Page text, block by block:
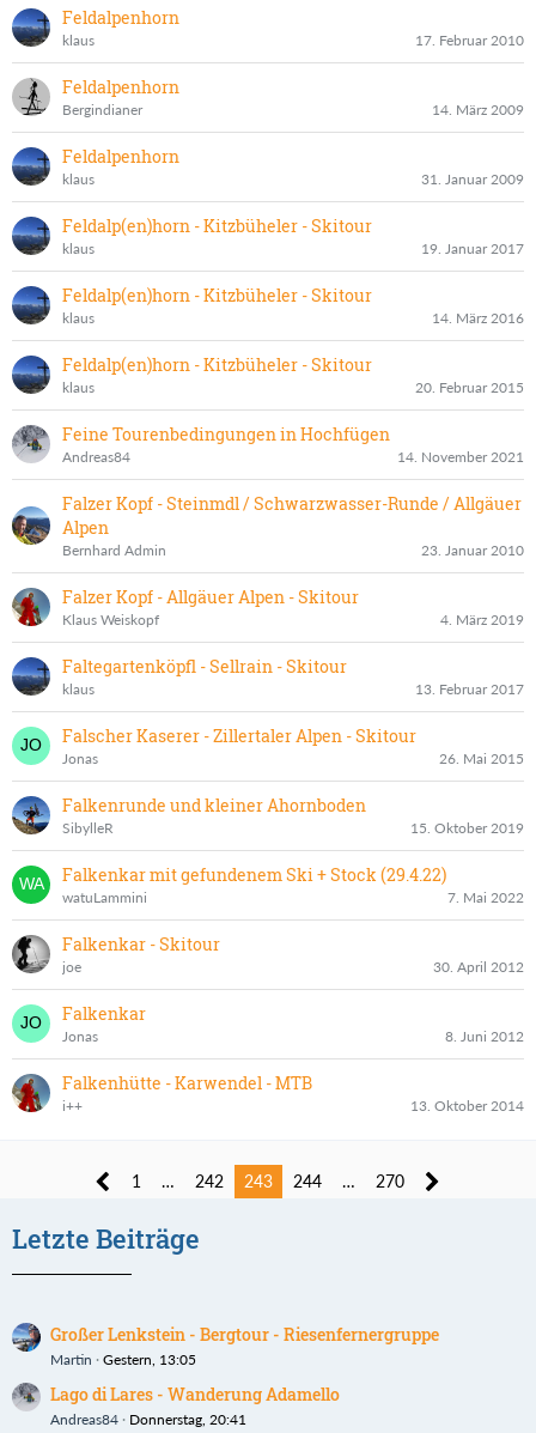
Feldalpenhorn
klaus 17. Februar 2010
Feldalpenhorn
Bergindianer 14. März 2009
Feldalpenhorn
klaus 31. Januar 2009
Feldalp(en)horn - Kitzbüheler - Skitour
klaus 19. Januar 2017
Feldalp(en)horn - Kitzbüheler - Skitour
klaus 14. März 2016
Feldalp(en)horn - Kitzbüheler - Skitour
klaus 20. Februar 2015
Feine Tourenbedingungen in Hochfügen
Andreas84 14. November 2021
Falzer Kopf - Steinmdl / Schwarzwasser-Runde / Allgäuer
Alpen
Bernhard Admin 23. Januar 2010
Falzer Kopf - Allgäuer Alpen - Skitour
Klaus Weiskopf 4. März 2019
Faltegartenköpfl - Sellrain - Skitour
klaus 13. Februar 2017
Falscher Kaserer - Zillertaler Alpen - Skitour
Jonas 26. Mai 2015
Falkenrunde und kleiner Ahornboden
SibylleR 15. Oktober 2019
Falkenkar mit gefundenem Ski + Stock (29.4.22)
watuLammini 7. Mai 2022
Falkenkar - Skitour
joe 30. April 2012
Falkenkar
Jonas 8. Juni 2012
Falkenhütte - Karwendel - MTB
i++ 13. Oktober 2014
1 … 242 243 244 … 270
Letzte Beiträge
Großer Lenkstein - Bergtour - Riesenfernergruppe
Martin Gestern, 13:05
Lago di Lares - Wanderung Adamello
Andreas84 Donnerstag, 20:41